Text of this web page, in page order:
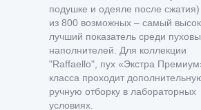
подушке и одеяле после
из 800 возможных – самый
лучший показатель среди
наполнителей. Для коллекции
"Raffaello", пух «Экстра
класса проходит
ручную отборку в лабораторных
условиях.